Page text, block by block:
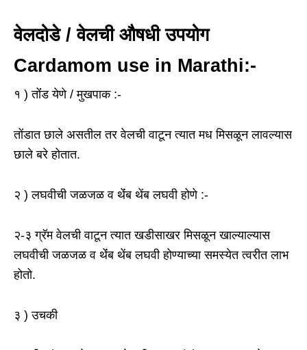
वेलदोडे / वेलची औषधी उपयोग
Cardamom use in Marathi:-
१ ) तोंंड येणे / मुखपाक :-
तोंडात छाले असतील तर वेलची वाटून त्यात मध मिसळून लावल्यास
छाले बरे होतात.
२ ) लघवीची जळजळ व थेंंब थेंब लघवी होणे :-
२-३ ग्रॅम वेलची वाटून त्यात खडीसाखर मिसळून खाल्याल्यास
लघवीची जळजळ व थेंंब थेंब लघवी होण्याच्या समस्येत त्वरीत लाभ
होतो.
३ ) उचकी